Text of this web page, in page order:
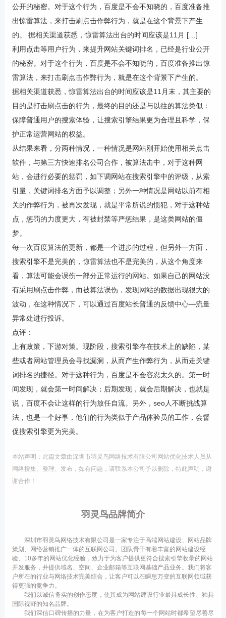
公开的秘密。对于这个行为，百度是不会不知晓的，百度准备推
出惊雷算法，来打击刷点击作弊行为，就是在这个背景下产生
的。 据相关渠道获悉，惊雷算法出台的时间应该是11月 […]
利用点击等用户行为，来提升网站关键词排名，已经是行业公开
的秘密。对于这个行为，百度是不会不知晓的，百度准备推出惊
雷算法，来打击刷点击作弊行为，就是在这个背景下产生的。
据相关渠道获悉，惊雷算法出台的时间应该是11月末，其主要的
目的是打击刷点击的行为，最终的目的还是与以往的算法类似：
保障普通用户的搜索体验，让搜索引擎结果更为合理且科学，保
护正常运营网站的权益。
从结果来看，分两种情况，一种情况是网站刚开始使用相关点击
软件，与第三方快速排名公司合作，被算法击中，对于这种网
站，会进行必要的惩罚，如下调网站在搜索引擎中的评级，从索
引量，关键词排名方面予以调整；另外一种情况是网站以前有相
关的作弊行为，被再次发现，就是平常所说的惯犯，对于这种站
点，惩罚的力度更大，有被封禁等严惩结果，是这类网站的僵
梦。
每一次百度算法的更新，都是一个进步的过程，但另外一方面，
搜索引擎不是完美的，惊雷算法也不是完美的，从这个角度来
看，算法可能会误伤一部分正常运行的网站。如果自己的网站没
有采用刷点击作弊，而被算法误伤，发现网站的数据出现很大的
波动，在这种情况下，可以通过百度站长普通的反馈中心—流量
异常处进行投诉。
点评：
上有政策，下游对策。现阶段，搜索引擎存在技术上的缺陷，某
些或者网站管理员会寻找漏洞，从而产生作弊行为，从而走关键
词排名的捷径。对于这种行为，百度是不会容忍太久的。第一时
间发现，就会第一时间解决；后期发现，就会后期解决，也就是
说，百度不会让这样的行为放任自流。另外，seo人不断挑战算
法，也是一个好事，他们的行为类似于产品体验员的工作，会督
促搜索引擎更为完美。
本站声明：此篇文章由深圳市羽灵鸟网络技术有限公司网站优化技术人员从
网络搜集、整理、发布，如有问题，请联系本公司予以删除，特此声明，谢
谢合作！
羽灵鸟品牌简介
深圳市羽灵鸟网络技术有限公司是一家专注于高端网站建设、网站品牌
策划、网络营销推广一体的互联网公司。团队骨干有着丰富的网站建设经
验、10多年的网站优化经验，致力于为客户提供更符合搜索引擎收录的网站
开发服务，并提供域名、空间、企业邮箱等互联网基础产品业务。我们将客
户所在的行业与网络技术完美结合，让客户可以在瞬息万变的互联网领域获
得更强的竞争力。
我们以诚信务实的创作态度，使其成为网站建设行业最具成长性、独具
国际视野的知名品牌。
我们深信口碑传播的力量，在为客户打造的每一个网站时都希望尽善尽